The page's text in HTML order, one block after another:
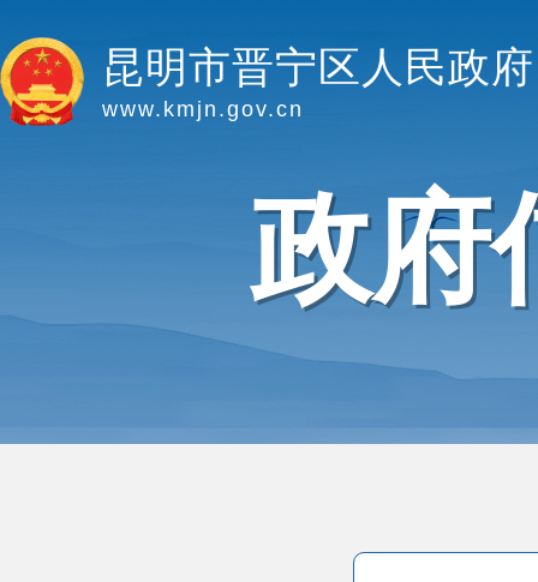
昆明市晋宁区人民政府
www.kmjn.gov.cn
政府